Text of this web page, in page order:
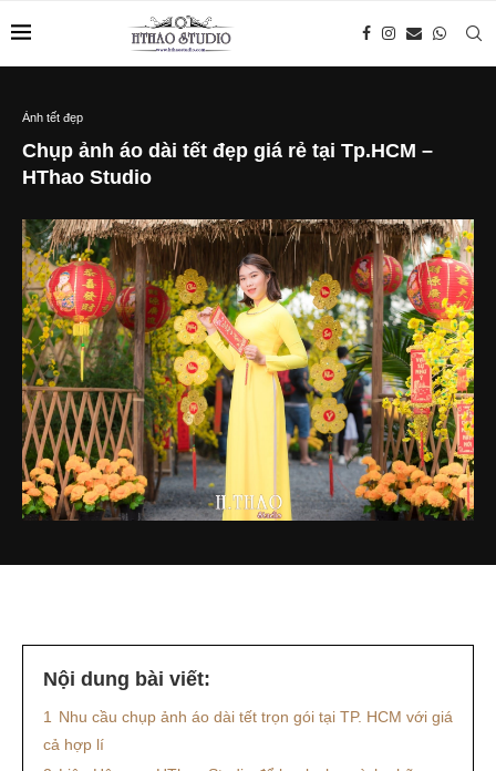
Ảnh tết đẹp
Chụp ảnh áo dài tết đẹp giá rẻ tại Tp.HCM –
HThao Studio
Nội dung bài viết:
1
Nhu cầu chụp ảnh áo dài tết trọn gói tại TP. HCM với giá
cả hợp lí